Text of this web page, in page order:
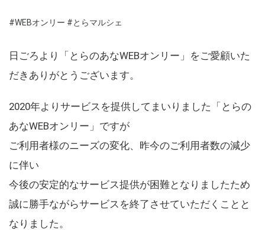
#WEBオンリー #とらマルシェ
日ごろより「とらのあなWEBオンリー」をご愛顧いた
だきありがとうございます。
2020年よりサービスを提供してまいりました「とらの
あなWEBオンリー」ですが
ご利用者様のニーズの変化、昨今のご利用者数の減少
に伴い
今後の安定的なサービス提供が困難となりましたため
誠に勝手ながらサービスを終了させていただくことと
なりました。